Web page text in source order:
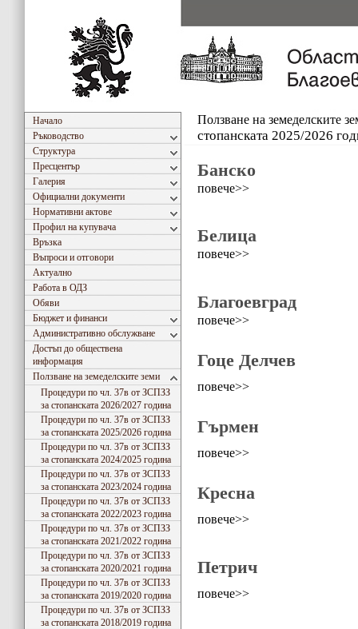
Начало
Ръководство
Структура
Пресцентър
Галерия
Официални документи
Нормативни актове
Профил на купувача
Връзка
Въпроси и отговори
Актуално
Работа в ОДЗ
Обяви
Бюджет и финанси
Административно обслужване
Достъп до обществена
информация
Ползване на земеделските земи
Процедури по чл. 37в от ЗСПЗЗ
за стопанската 2026/2027 година
Процедури по чл. 37в от ЗСПЗЗ
за стопанската 2025/2026 година
Процедури по чл. 37в от ЗСПЗЗ
за стопанската 2024/2025 година
Процедури по чл. 37в от ЗСПЗЗ
за стопанската 2023/2024 година
Процедури по чл. 37в от ЗСПЗЗ
за стопанската 2022/2023 година
Процедури по чл. 37в от ЗСПЗЗ
за стопанската 2021/2022 година
Процедури по чл. 37в от ЗСПЗЗ
за стопанската 2020/2021 година
Процедури по чл. 37в от ЗСПЗЗ
за стопанската 2019/2020 година
Процедури по чл. 37в от ЗСПЗЗ
за стопанската 2018/2019 година
Ползване на земеделските
стопанската 2025/2026
Банско
повече>>
Белица
повече>>
Благоевград
повече>>
Гоце Делчев
повече>>
Гърмен
повече>>
Кресна
повече>>
Петрич
повече>>